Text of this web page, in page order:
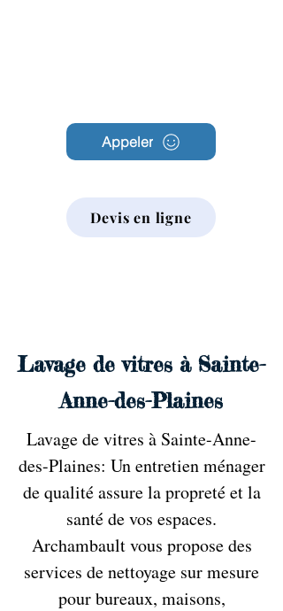
Appeler
Devis en ligne
Lavage de vitres à Sainte-
Anne-des-Plaines
Lavage de vitres à Sainte-Anne-
des-Plaines: Un entretien ménager
de qualité assure la propreté et la
santé de vos espaces.
Archambault vous propose des
services de nettoyage sur mesure
pour bureaux, maisons,